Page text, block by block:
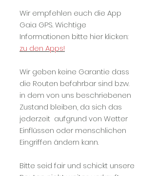
Wir empfehlen euch die App
Gaia GPS. Wichtige
Informationen bitte hier klicken:
zu den Apps!
Wir geben keine Garantie dass
die Routen befahrbar sind bzw.
in dem von uns beschriebenen
Zustand bleiben, da sich das
jederzeit aufgrund von Wetter
Einflüssen oder menschlichen
Eingriffen ändern kann.
Bitte seid fair und schickt unsere